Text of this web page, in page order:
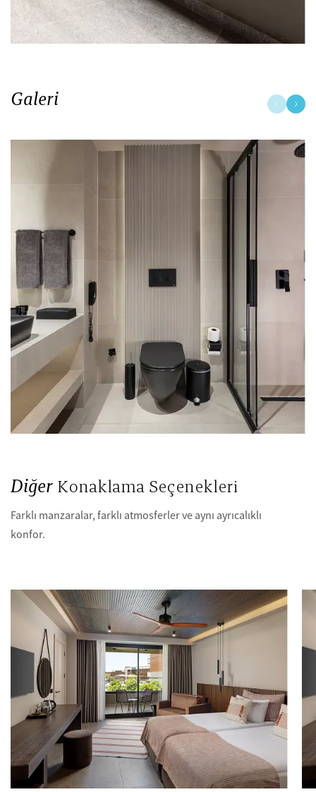
Galeri
Diğer Konaklama Seçenekleri
Farklı manzaralar, farklı atmosferler ve aynı ayrıcalıklı
konfor.